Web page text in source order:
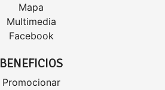
Mapa
Multimedia
Facebook
BENEFICIOS
Promocionar